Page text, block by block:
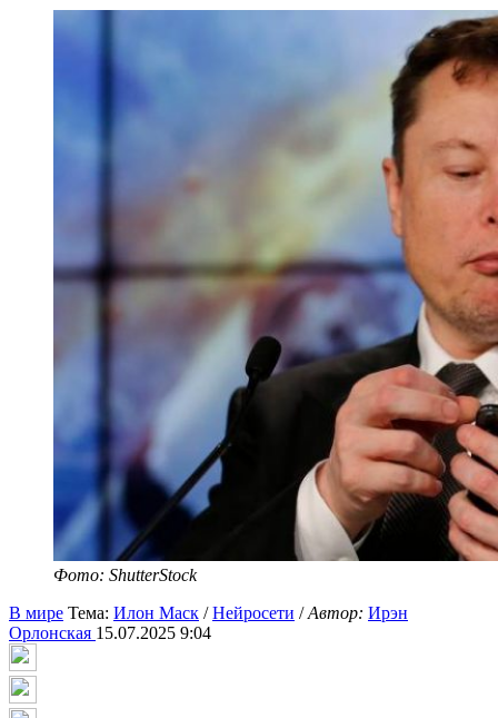
Фото: ShutterStock
В мире Тема: Илон Маск /Нейросети /Автор: Ирэн
Орлонская 15.07.2025 9:04